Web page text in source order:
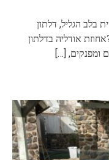
בלב הגליל, דלתון
אודליה בדלתון
ומפנקים, […]